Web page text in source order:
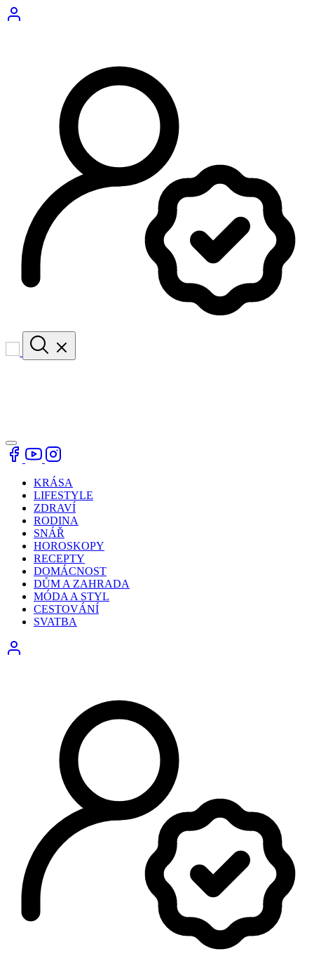
KRÁSA
LIFESTYLE
ZDRAVÍ
RODINA
SNÁŘ
HOROSKOPY
RECEPTY
DOMÁCNOST
DŮM A ZAHRADA
MÓDA A STYL
CESTOVÁNÍ
SVATBA